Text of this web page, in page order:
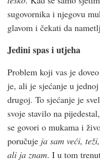
sugovornika i njegovu
glavom i čekati da
Jedini spas i utjeha
Problem koji vas je
je, ali je sjećanje u
drugoj. To sjećanje je
svoje stavilo na
se govori o mukama i
poručuje ja sam veći,
ali ja znam. I u tom